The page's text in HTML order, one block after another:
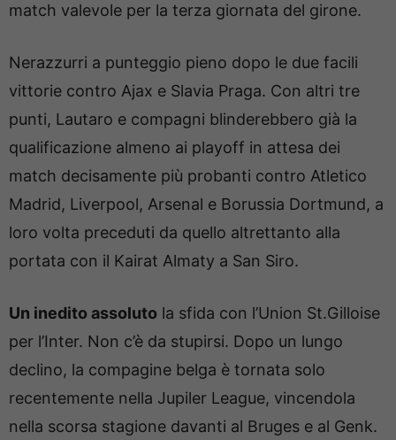
match valevole per la terza giornata del girone.
Nerazzurri a punteggio pieno dopo le due facili
vittorie contro Ajax e Slavia Praga. Con altri tre
punti, Lautaro e compagni blinderebbero già la
qualificazione almeno ai playoff in attesa dei
match decisamente più probanti contro Atletico
Madrid, Liverpool, Arsenal e Borussia Dortmund, a
loro volta preceduti da quello altrettanto alla
portata con il Kairat Almaty a San Siro.
Un inedito assoluto la sfida con l’Union St.Gilloise
per l’Inter. Non c’è da stupirsi. Dopo un lungo
declino, la compagine belga è tornata solo
recentemente nella Jupiler League, vincendola
nella scorsa stagione davanti al Bruges e al Genk.